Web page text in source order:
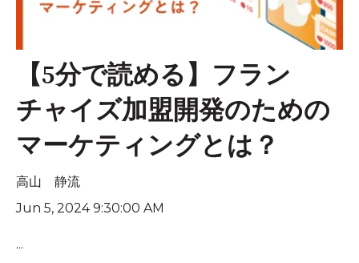
【5分で読める】フラン
チャイズ加盟開発のための
マーケティングとは？
高山 静流
Jun 5, 2024 9:30:00 AM
...